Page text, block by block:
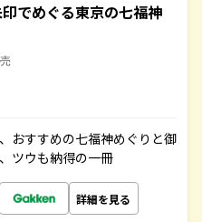
でめぐる東京の七福神
おすすめの七福神めぐりと御
ツウも納得の一冊
詳細を見る